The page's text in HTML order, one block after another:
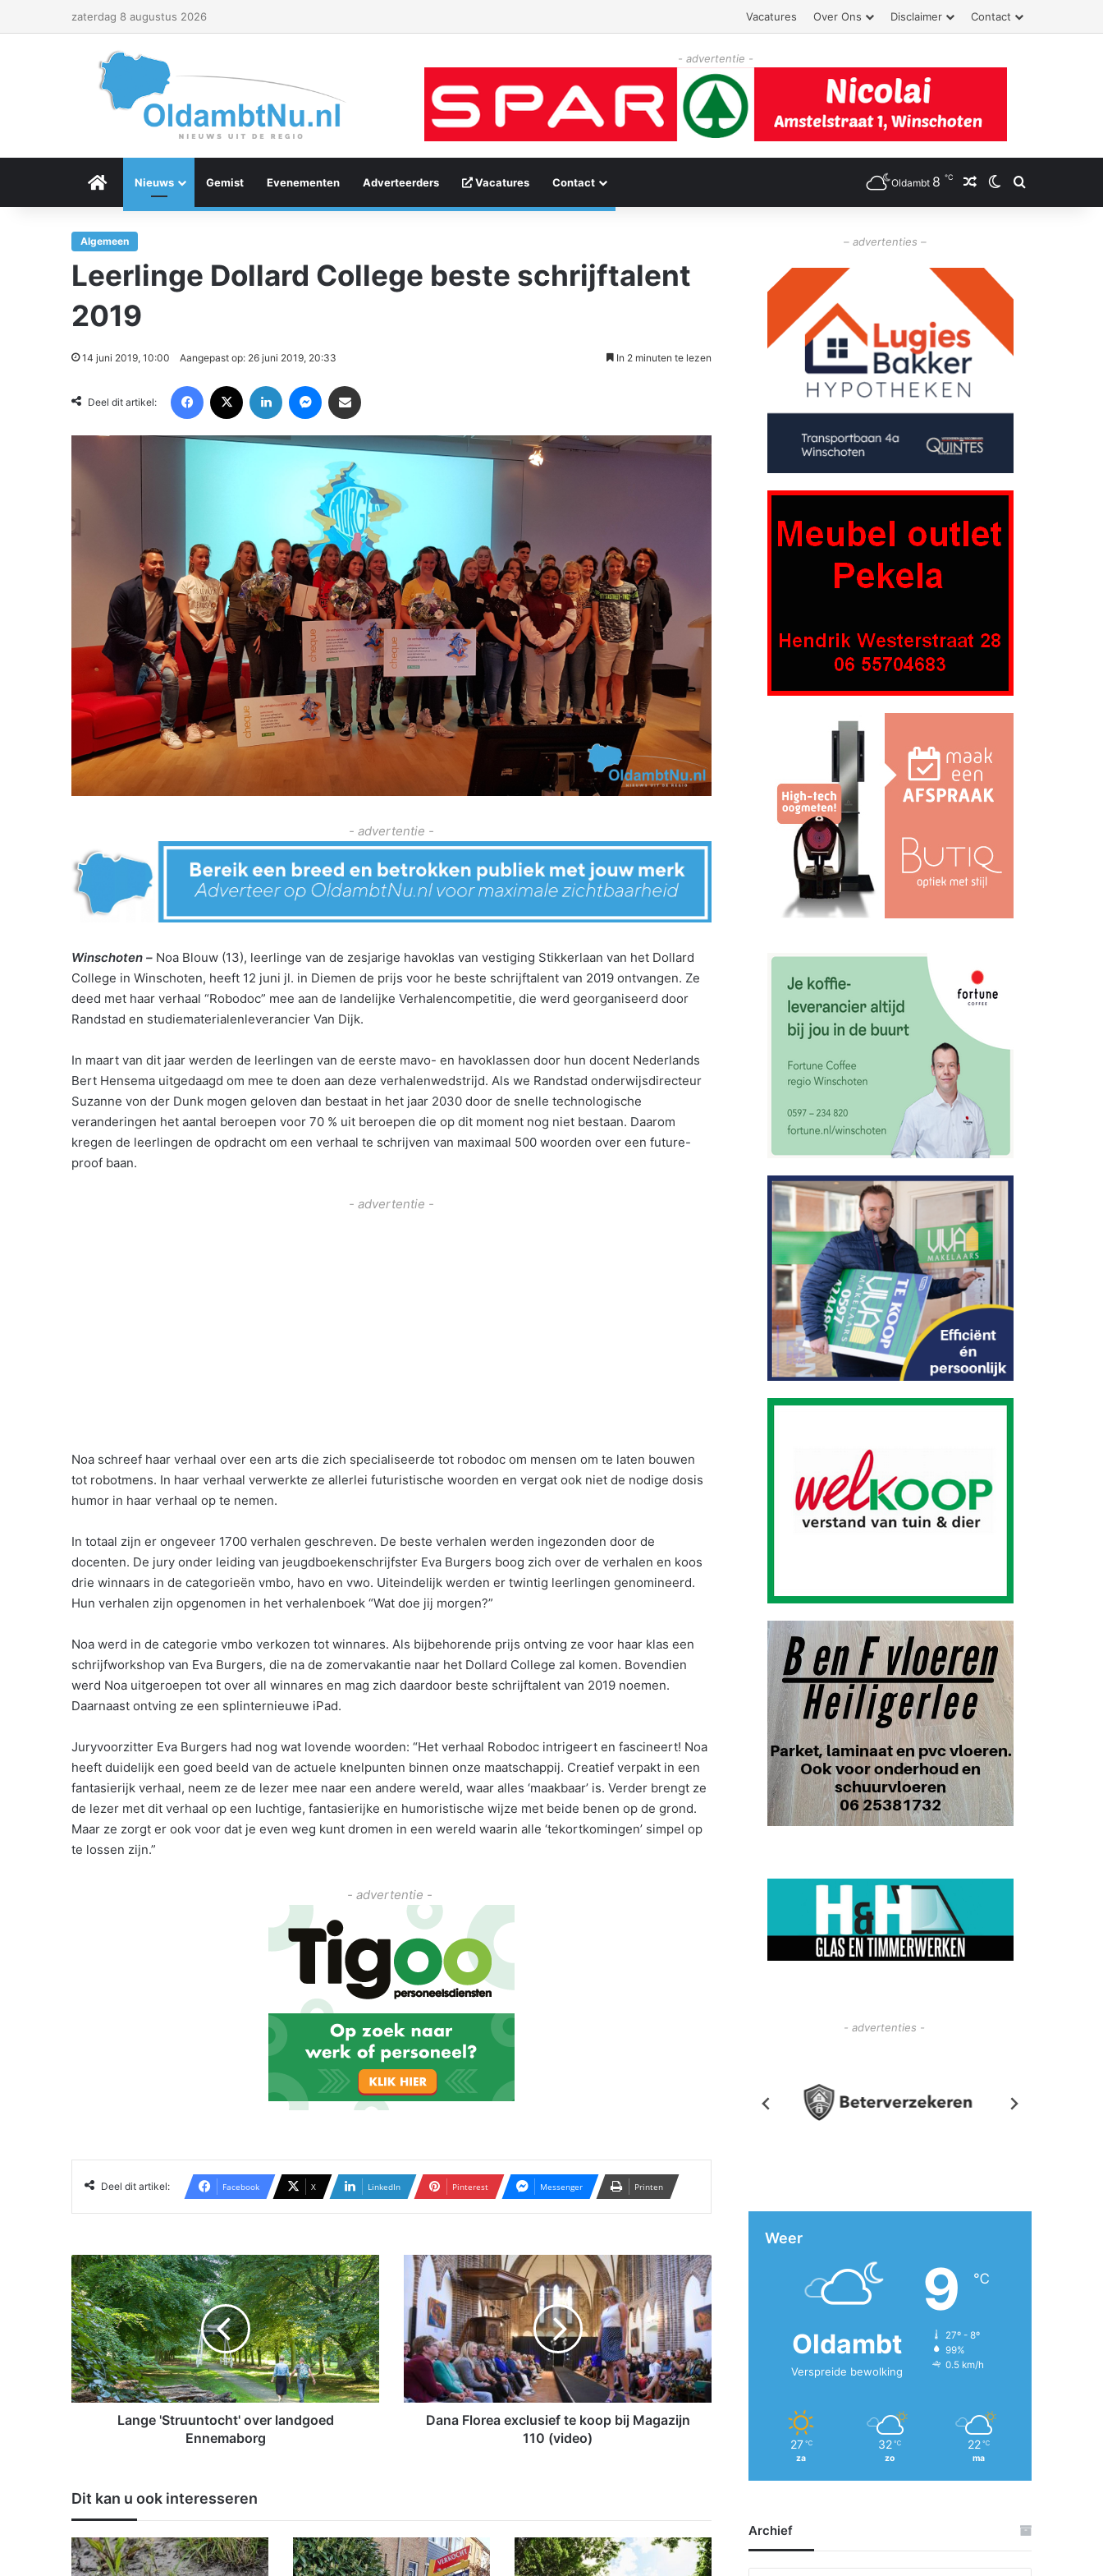
zaterdag 8 augustus 2026 Vacatures Over Ons Disclaimer Contact
- advertentie -
Menu Item
Nieuws Gemist Evenementen Adverteerders Vacatures Contact Oldambt 8 ℃ Willekeurig artikel
Switch skin
Zoeken
Algemeen
Leerlinge Dollard College beste schrijftalent
2019
14 juni 2019, 10:00 Aangepast op: 26 juni 2019, 20:33 In 2 minuten te lezen
Deel dit artikel:
- advertentie -
Winschoten – Noa Blouw (13), leerlinge van de zesjarige havoklas van vestiging Stikkerlaan van het Dollard
College in Winschoten, heeft 12 juni jl. in Diemen de prijs voor he beste schrijftalent van 2019 ontvangen. Ze
deed met haar verhaal “Robodoc” mee aan de landelijke Verhalencompetitie, die werd georganiseerd door
Randstad en studiematerialenleverancier Van Dijk.
In maart van dit jaar werden de leerlingen van de eerste mavo- en havoklassen door hun docent Nederlands
Bert Hensema uitgedaagd om mee te doen aan deze verhalenwedstrijd. Als we Randstad onderwijsdirecteur
Suzanne von der Dunk mogen geloven dan bestaat in het jaar 2030 door de snelle technologische
veranderingen het aantal beroepen voor 70 % uit beroepen die op dit moment nog niet bestaan. Daarom
kregen de leerlingen de opdracht om een verhaal te schrijven van maximaal 500 woorden over een future-
proof baan.
- advertentie -
Noa schreef haar verhaal over een arts die zich specialiseerde tot robodoc om mensen om te laten bouwen
tot robotmens. In haar verhaal verwerkte ze allerlei futuristische woorden en vergat ook niet de nodige dosis
humor in haar verhaal op te nemen.
In totaal zijn er ongeveer 1700 verhalen geschreven. De beste verhalen werden ingezonden door de
docenten. De jury onder leiding van jeugdboekenschrijfster Eva Burgers boog zich over de verhalen en koos
drie winnaars in de categorieën vmbo, havo en vwo. Uiteindelijk werden er twintig leerlingen genomineerd.
Hun verhalen zijn opgenomen in het verhalenboek “Wat doe jij morgen?”
Noa werd in de categorie vmbo verkozen tot winnares. Als bijbehorende prijs ontving ze voor haar klas een
schrijfworkshop van Eva Burgers, die na de zomervakantie naar het Dollard College zal komen. Bovendien
werd Noa uitgeroepen tot over all winnares en mag zich daardoor beste schrijftalent van 2019 noemen.
Daarnaast ontving ze een splinternieuwe iPad.
Juryvoorzitter Eva Burgers had nog wat lovende woorden: “Het verhaal Robodoc intrigeert en fascineert! Noa
heeft duidelijk een goed beeld van de actuele knelpunten binnen onze maatschappij. Creatief verpakt in een
fantasierijk verhaal, neem ze de lezer mee naar een andere wereld, waar alles ‘maakbaar’ is. Verder brengt ze
de lezer met dit verhaal op een luchtige, fantasierijke en humoristische wijze met beide benen op de grond.
Maar ze zorgt er ook voor dat je even weg kunt dromen in een wereld waarin alle ‘tekortkomingen’ simpel op
te lossen zijn.”
- advertentie -
Deel dit artikel: Facebook X LinkedIn Pinterest Messenger Printen
L
a
n
g
e
'
S
t
r
c
h
t
'
o
Lange 'Struuntocht' over landgoed
Ennemaborg
a
F
l
o
e
s
i
e
f
Dana Florea exclusief te koop bij Magazijn
110 (video)
Dit kan u ook interesseren
– advertenties –
- advertenties -
Weer
Oldambt
Verspreide bewolking
9 ℃
27º - 8º
99%
0.5 km/h
27 ℃
za
32 ℃
zo
22 ℃
ma
Archief